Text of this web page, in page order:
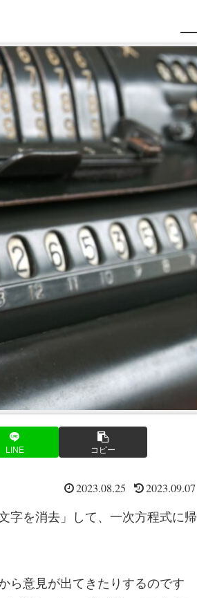
LINE コピー
2023.08.25 2023.09.07
字を消去」して、一次方程式に帰
ら意見が出てきたりするのです